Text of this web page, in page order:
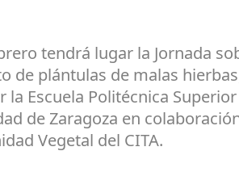
tendrá lugar la Jornada
de plántulas de malas
la Escuela Politécnica
de Zaragoza en
Vegetal del CITA.